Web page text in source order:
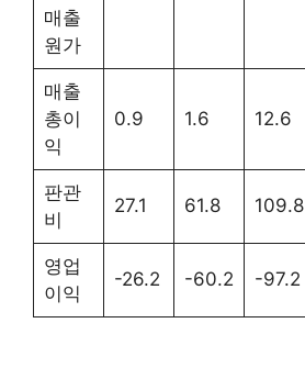
매출
원가
매출
총이
익
0.9 1.6 12.6
판관
비
27.1 61.8 109.8
영업
이익
-26.2 -60.2 -97.2